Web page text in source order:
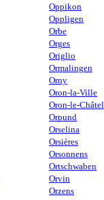
Oppikon
Oppligen
Orbe
Orges
Origlio
Ormalingen
Orny
Oron-la-Ville
Oron-le-Châtel
Orpund
Orselina
Orsières
Orsonnens
Ortschwaben
Orvin
Orzens